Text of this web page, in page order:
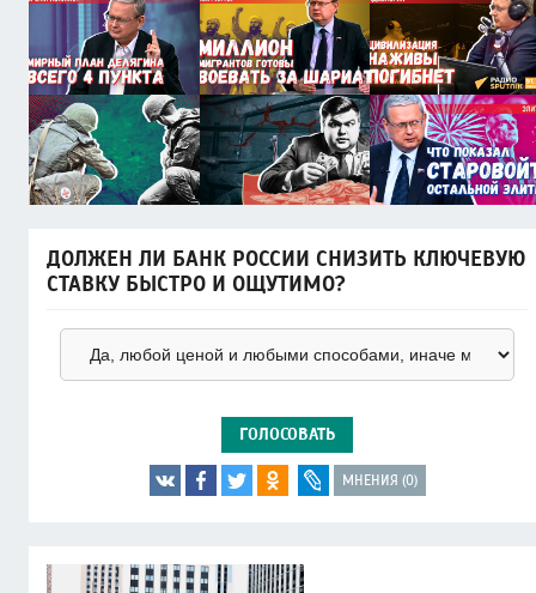
ДОЛЖЕН ЛИ БАНК РОССИИ СНИЗИТЬ КЛЮЧЕВУЮ
СТАВКУ БЫСТРО И ОЩУТИМО?
ГОЛОСОВАТЬ
МНЕНИЯ (0)